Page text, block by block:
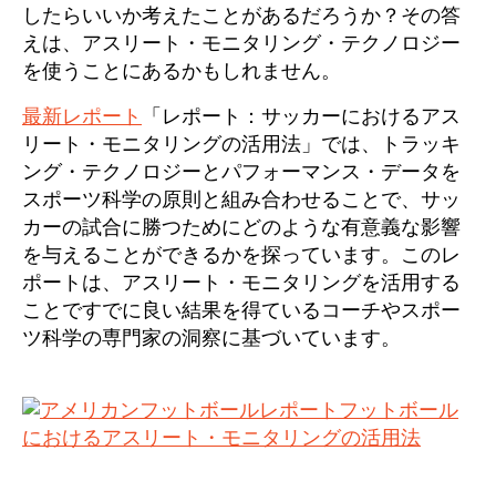
したらいいか考えたことがあるだろうか？その答
えは、アスリート・モニタリング・テクノロジー
を使うことにあるかもしれません。
最新レポート
「レポート：サッカーにおけるアス
リート・モニタリングの活用法」では、トラッキ
ング・テクノロジーとパフォーマンス・データを
スポーツ科学の原則と組み合わせることで、サッ
カーの試合に勝つためにどのような有意義な影響
を与えることができるかを探っています。このレ
ポートは、アスリート・モニタリングを活用する
ことですでに良い結果を得ているコーチやスポー
ツ科学の専門家の洞察に基づいています。